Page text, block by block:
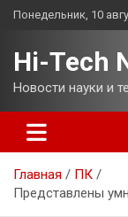
Перейти
Понедельник, 10
Hi-Tech
Новости науки и
Главная
ПК
Представлены